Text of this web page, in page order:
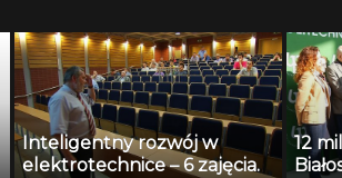
Inteligentny rozwój w
elektrotechnice – 6 zajęcia.
12